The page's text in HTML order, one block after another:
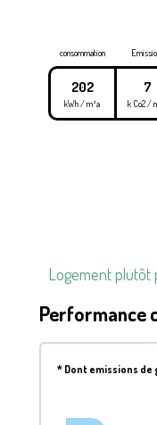
consommation
202
kWh / m²a
7
k Co2 /
Logement plutôt
Performance
*Dont emissions de